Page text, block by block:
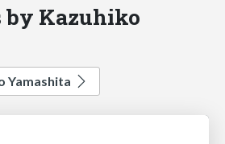
by Kazuhiko
Yamashita